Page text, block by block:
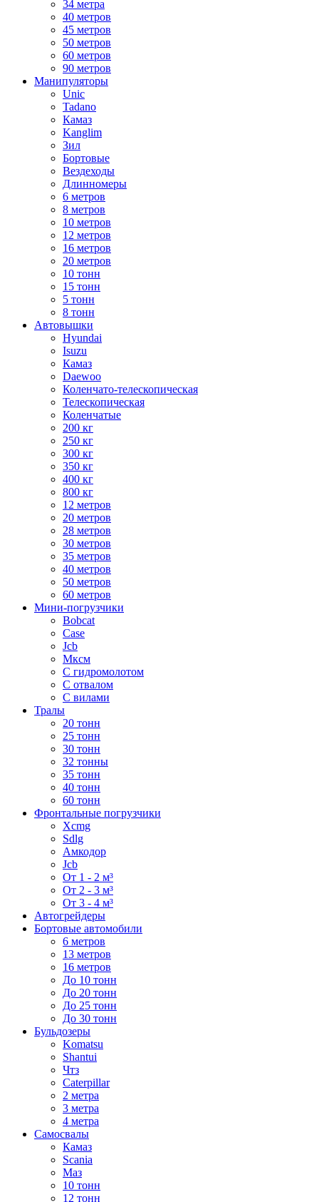
34 метра
40 метров
45 метров
50 метров
60 метров
90 метров
Манипуляторы
Unic
Tadano
Камаз
Kanglim
Зил
Бортовые
Вездеходы
Длинномеры
6 метров
8 метров
10 метров
12 метров
16 метров
20 метров
10 тонн
15 тонн
5 тонн
8 тонн
Автовышки
Hyundai
Isuzu
Камаз
Daewoo
Коленчато-телескопическая
Телескопическая
Коленчатые
200 кг
250 кг
300 кг
350 кг
400 кг
800 кг
12 метров
20 метров
28 метров
30 метров
35 метров
40 метров
50 метров
60 метров
Мини-погрузчики
Bobcat
Case
Jcb
Мксм
С гидромолотом
С отвалом
С вилами
Тралы
20 тонн
25 тонн
30 тонн
32 тонны
35 тонн
40 тонн
60 тонн
Фронтальные погрузчики
Xcmg
Sdlg
Амкодор
Jcb
От 1 - 2 м³
От 2 - 3 м³
От 3 - 4 м³
Автогрейдеры
Бортовые автомобили
6 метров
13 метров
16 метров
До 10 тонн
До 20 тонн
До 25 тонн
До 30 тонн
Бульдозеры
Komatsu
Shantui
Чтз
Caterpillar
2 метра
3 метра
4 метра
Самосвалы
Камаз
Scania
Маз
10 тонн
12 тонн